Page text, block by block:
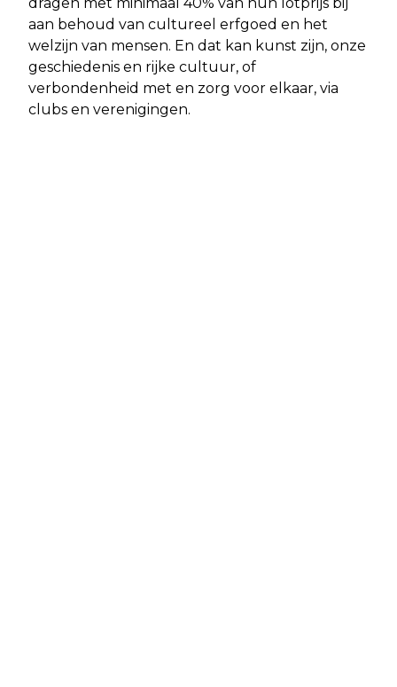
aan behoud van cultureel erfgoed en het
welzijn van mensen. En dat kan kunst zijn, onze
geschiedenis en rijke cultuur, of
verbondenheid met en zorg voor elkaar, via
clubs en verenigingen.